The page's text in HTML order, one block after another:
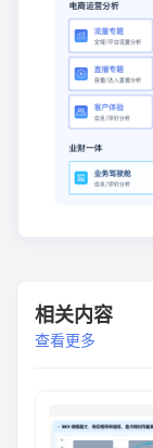
相关内容
查看更多